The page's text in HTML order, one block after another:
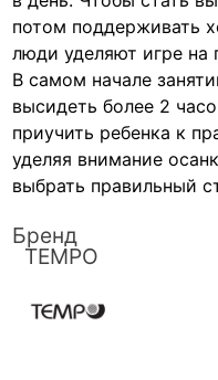
потом поддерживать
люди уделяют игре на
В самом начале
высидеть более 2
приучить ребенка к
уделяя внимание
выбрать правильный
Бренд
TEMPO